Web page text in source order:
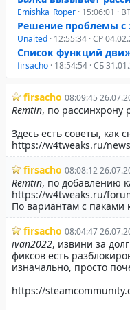
Emishka_Roper · 15:06:01 ·
Решение проблемы с
Unaited · 12:55:34 · СР
Список функций
firsacho · 18:54:54 · СБ